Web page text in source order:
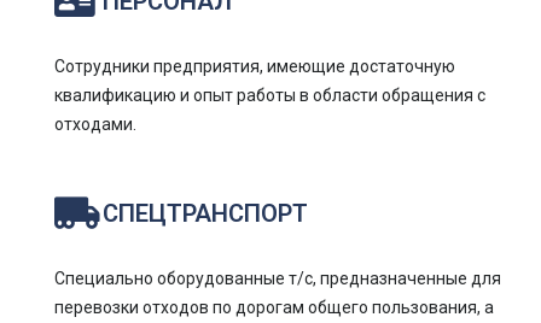
Сотрудники предприятия, имеющие достаточную
квалификацию и опыт работы в области обращения с
отходами.
СПЕЦТРАНСПОРТ
Специально оборудованные т/с, предназначенные для
перевозки отходов по дорогам общего пользования, а